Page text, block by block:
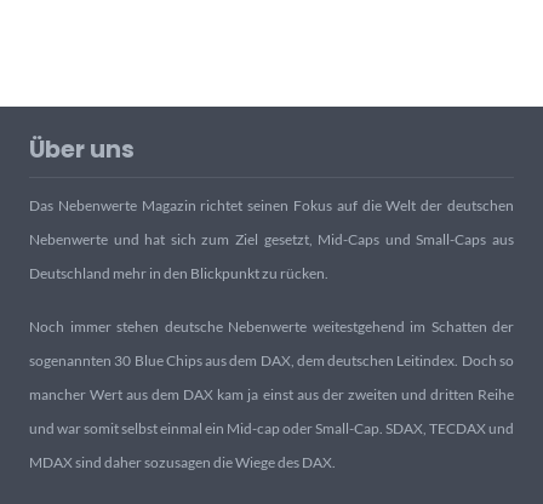
Über uns
Das Nebenwerte Magazin richtet seinen Fokus auf die Welt der deutschen
Nebenwerte und hat sich zum Ziel gesetzt, Mid-Caps und Small-Caps aus
Deutschland mehr in den Blickpunkt zu rücken.
Noch immer stehen deutsche Nebenwerte weitestgehend im Schatten der
sogenannten 30 Blue Chips aus dem DAX, dem deutschen Leitindex. Doch so
mancher Wert aus dem DAX kam ja einst aus der zweiten und dritten Reihe
und war somit selbst einmal ein Mid-cap oder Small-Cap. SDAX, TECDAX und
MDAX sind daher sozusagen die Wiege des DAX.